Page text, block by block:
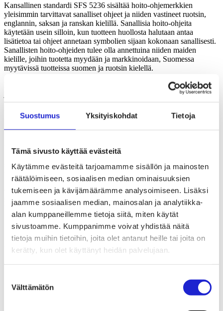
Suostumus Yksityiskohdat Tietoja
Tämä sivusto käyttää evästeitä
Käytämme evästeitä tarjoamamme sisällön ja mainosten
räätälöimiseen, sosiaalisen median ominaisuuksien
tukemiseen ja kävijämäärämme analysoimiseen. Lisäksi
jaamme sosiaalisen median, mainosalan ja analytiikka-
alan kumppaneillemme tietoja siitä, miten käytät
sivustoamme. Kumppanimme voivat yhdistää näitä
tietoja muihin tietoihin, joita olet antanut heille tai joita on
kerätty, kun olet käyttänyt heidän palvelujaan.
valinta
Välttämätön
Kansallinen standardi SFS 5236 sisältää hoito-ohjemerkkien
yleisimmin tarvittavat sanalliset ohjeet ja niiden vastineet ruotsin,
englannin, saksan ja ranskan kielillä. Sanallisia hoito-ohjeita
käytetään usein silloin, kun tuotteen huollosta halutaan antaa
lisätietoa tai ohjeet annetaan symbolien sijaan kokonaan sanallisesti.
Sanallisten hoito-ohjeiden tulee olla annettuina niiden maiden
kielille, joihin tuotetta myydään ja markkinoidaan, Suomessa
myytävissä tuotteissa suomen ja ruotsin kielellä.
Päivitetty SFS 5236 -standardi sisältää parannuksia ja tarkennuksia,
jotka pyrkivät vastaamaan nykyisiin markkinavaatimuksiin ja
toimialakäytäntöihin. Standardin tavoitteena on varmistaa, että
tekstiilituotteiden hoitoon liittyvät sanalliset ohjeet annetaan
toimialalla yhdenmukaisesti.
tutustumaan uuteen standardiin ja antamaan palautetta sen sisällöstä.
Kommentointimahdollisuus tarjoaa yrityksille tilaisuuden vaikuttaa
standardin lopulliseen muotoon ja varmistaa, että se vastaa
teollisuuden tarpeita parhaalla mahdollisella tavalla.
Ota kantaa, tulisiko tämä standardiehdotus vahvistaa SFS-
standardiksi. Voit myös kommentoida ehdotusta. Kommentit
käsittelee SFS:n työryhmä SFS/TR 009 Tekstiilien hoito-ohje.
Kommentoi standardiehdotusta SFS:nLausuntopyyntöpalvelussa
Jaa artikkeli